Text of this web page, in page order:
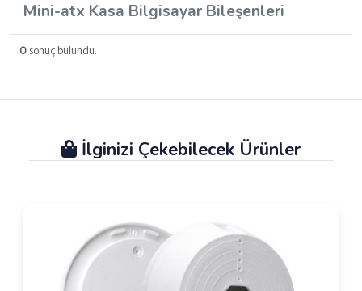
Mini-atx Kasa Bilgisayar Bileşenleri
0sonuç bulundu.
İlginizi Çekebilecek Ürünler